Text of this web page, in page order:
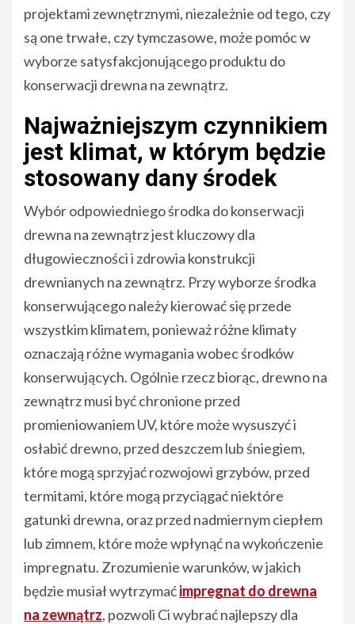
projektami zewnętrznymi, niezależnie od tego, czy
są one trwałe, czy tymczasowe, może pomóc w
wyborze satysfakcjonującego produktu do
konserwacji drewna na zewnątrz.
Najważniejszym czynnikiem
jest klimat, w którym będzie
stosowany dany środek
Wybór odpowiedniego środka do konserwacji
drewna na zewnątrz jest kluczowy dla
długowieczności i zdrowia konstrukcji
drewnianych na zewnątrz. Przy wyborze środka
konserwującego należy kierować się przede
wszystkim klimatem, ponieważ różne klimaty
oznaczają różne wymagania wobec środków
konserwujących. Ogólnie rzecz biorąc, drewno na
zewnątrz musi być chronione przed
promieniowaniem UV, które może wysuszyć i
osłabić drewno, przed deszczem lub śniegiem,
które mogą sprzyjać rozwojowi grzybów, przed
termitami, które mogą przyciągać niektóre
gatunki drewna, oraz przed nadmiernym ciepłem
lub zimnem, które może wpłynąć na wykończenie
impregnatu. Zrozumienie warunków, w jakich
będzie musiał wytrzymaćimpregnat do drewna
na zewnątrz, pozwoli Ci wybrać najlepszy dla